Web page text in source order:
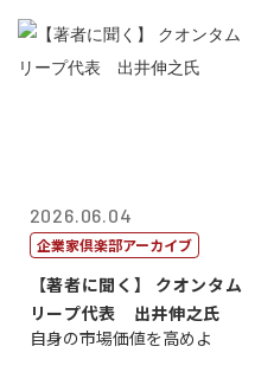
2026.06.04
企業家倶楽部アーカイブ
【著者に聞く】 クオンタム
リープ代表 出井伸之氏
自身の市場価値を高めよ